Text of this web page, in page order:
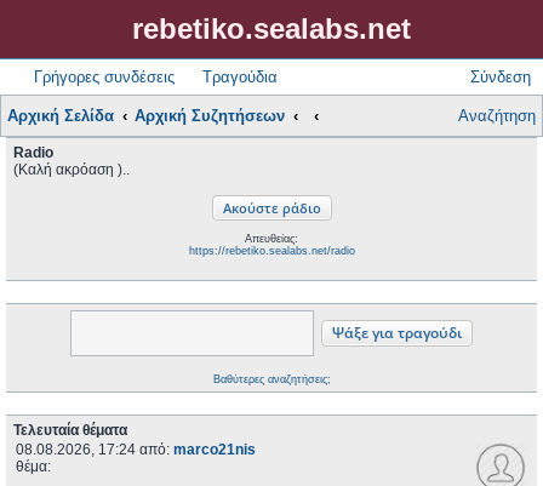
rebetiko.sealabs.net
Γρήγορες συνδέσεις Τραγούδια Σύνδεση
Αρχική Σελίδα Αρχική Συζητήσεων Αναζήτηση
Radio
(Καλή ακρόαση )..
Απευθείας:
https://rebetiko.sealabs.net/radio
Βαθύτερες αναζητήσεις;
Τελευταία θέματα
08.08.2026, 17:24 από: marco21nis
θέμα: